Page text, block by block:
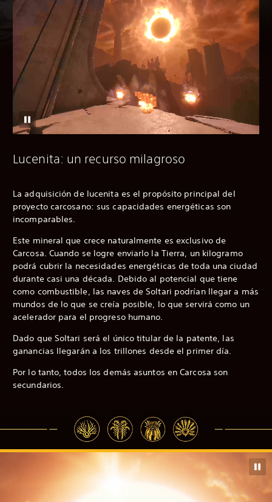
Lucenita: un recurso milagroso
La adquisición de lucenita es el propósito principal del
proyecto carcosano: sus capacidades energéticas son
incomparables.
Este mineral que crece naturalmente es exclusivo de
Carcosa. Cuando se logre enviarlo la Tierra, un kilogramo
podrá cubrir la necesidades energéticas de toda una ciudad
durante casi una década. Debido al potencial que tiene
como combustible, las naves de Soltari podrían llegar a más
mundos de lo que se creía posible, lo que servirá como un
acelerador para el progreso humano.
Dado que Soltari será el único titular de la patente, las
ganancias llegarán a los trillones desde el primer día.
Por lo tanto, todos los demás asuntos en Carcosa son
secundarios.